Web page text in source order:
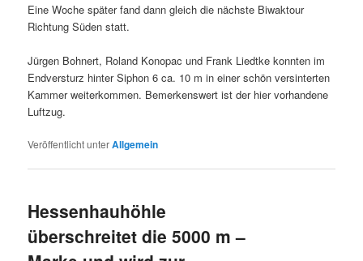
Eine Woche später fand dann gleich die nächste Biwaktour
Richtung Süden statt.
Jürgen Bohnert, Roland Konopac und Frank Liedtke konnten im
Endversturz hinter Siphon 6 ca. 10 m in einer schön versinterten
Kammer weiterkommen. Bemerkenswert ist der hier vorhandene
Luftzug.
Veröffentlicht unterAllgemein
Hessenhauhöhle
überschreitet die 5000 m –